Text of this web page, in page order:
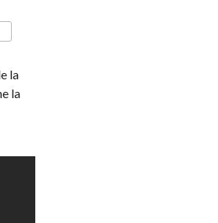
la
la